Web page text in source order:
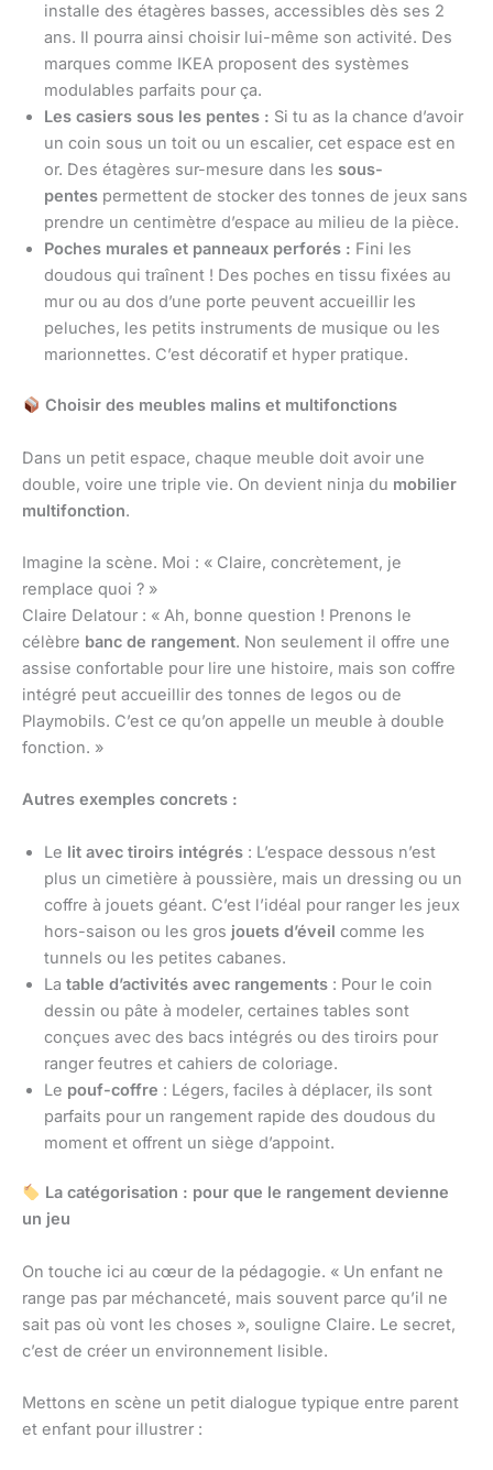
installe des étagères basses, accessibles dès ses 2
ans. Il pourra ainsi choisir lui-même son activité. Des
marques comme IKEA proposent des systèmes
modulables parfaits pour ça.
Les casiers sous les pentes : Si tu as la chance d’avoir
un coin sous un toit ou un escalier, cet espace est en
or. Des étagères sur-mesure dans les sous-
pentes permettent de stocker des tonnes de jeux sans
prendre un centimètre d’espace au milieu de la pièce.
Poches murales et panneaux perforés : Fini les
doudous qui traînent ! Des poches en tissu fixées au
mur ou au dos d’une porte peuvent accueillir les
peluches, les petits instruments de musique ou les
marionnettes. C’est décoratif et hyper pratique.
Choisir des meubles malins et multifonctions
Dans un petit espace, chaque meuble doit avoir une
double, voire une triple vie. On devient ninja du mobilier
multifonction.
Imagine la scène. Moi : « Claire, concrètement, je
remplace quoi ? »
Claire Delatour : « Ah, bonne question ! Prenons le
célèbre banc de rangement. Non seulement il offre une
assise confortable pour lire une histoire, mais son coffre
intégré peut accueillir des tonnes de legos ou de
Playmobils. C’est ce qu’on appelle un meuble à double
fonction. »
Autres exemples concrets :
Le lit avec tiroirs intégrés : L’espace dessous n’est
plus un cimetière à poussière, mais un dressing ou un
coffre à jouets géant. C’est l’idéal pour ranger les jeux
hors-saison ou les gros jouets d’éveil comme les
tunnels ou les petites cabanes.
La table d’activités avec rangements : Pour le coin
dessin ou pâte à modeler, certaines tables sont
conçues avec des bacs intégrés ou des tiroirs pour
ranger feutres et cahiers de coloriage.
Le pouf-coffre : Légers, faciles à déplacer, ils sont
parfaits pour un rangement rapide des doudous du
moment et offrent un siège d’appoint.
La catégorisation : pour que le rangement devienne
un jeu
On touche ici au cœur de la pédagogie. « Un enfant ne
range pas par méchanceté, mais souvent parce qu’il ne
sait pas où vont les choses », souligne Claire. Le secret,
c’est de créer un environnement lisible.
Mettons en scène un petit dialogue typique entre parent
et enfant pour illustrer :